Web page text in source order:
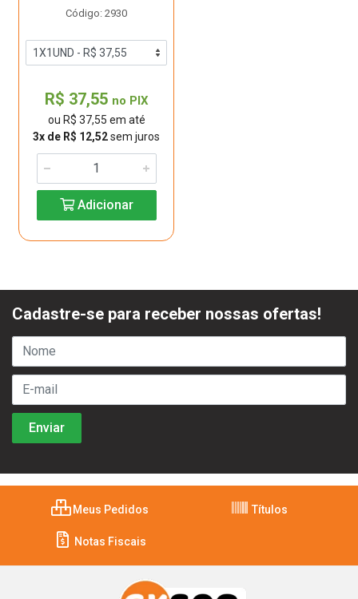
Código: 2930
R$ 37,55 no PIX
ou R$ 37,55 em até
3x de R$ 12,52sem juros
Adicionar
Cadastre-se para receber nossas ofertas!
Meus Pedidos Títulos
Notas Fiscais